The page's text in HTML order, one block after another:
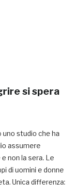
si spera
uno studio che ha
assumere
non la sera. Le
di uomini e donne
Unica differenza: